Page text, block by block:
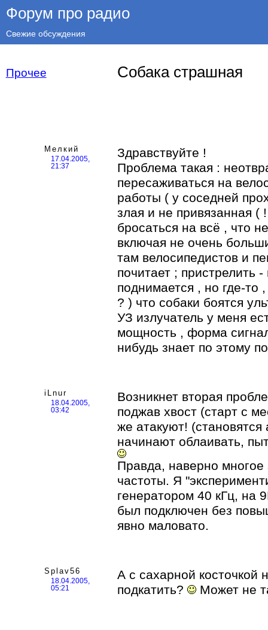
Форум про радио
Свежие обсуждения
Прочее Собака страшная
Мелкий
17.04.2005,
21:37
Здравствуйте !
Проблема такая :
пересаживаться на
работы ( у соседней
злая и не привязанная (
бросаться на всё , что
включая не очень
там велосипедистов и
почитает ; пристрелить
поднимается , но где-то
? ) что собаки боятся
УЗ излучатель у меня
мощность , форма
нибудь знает по этому
iLnur
18.04.2005,
03:42
Возникнет вторая
поджав хвост (старт с
же атакуют!
начинают облаивать,
Правда, наверно многое
частоты. Я
генератором 40 кГц, на
был подключен без
явно маловато.
Splav56
18.04.2005,
05:21
А с сахарной косточкой
подкатить?
Может не